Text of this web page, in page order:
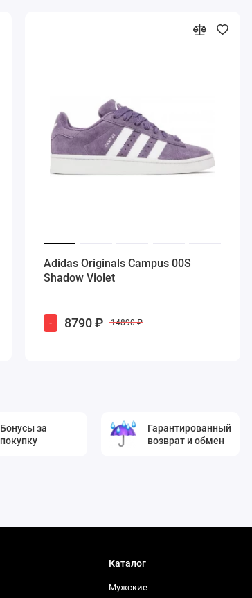
Adidas Originals Campus 00S
Shadow Violet
- 8790 ₽ 14890 ₽
Бонусы за
покупку
Гарантированный
возврат и обмен
Каталог
Мужские